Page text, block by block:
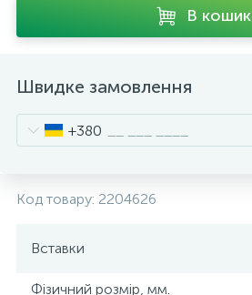
В кошик
Швидке замовлення
+380
Код товару: 2204626
Вставки
Фізичний розмір, мм.